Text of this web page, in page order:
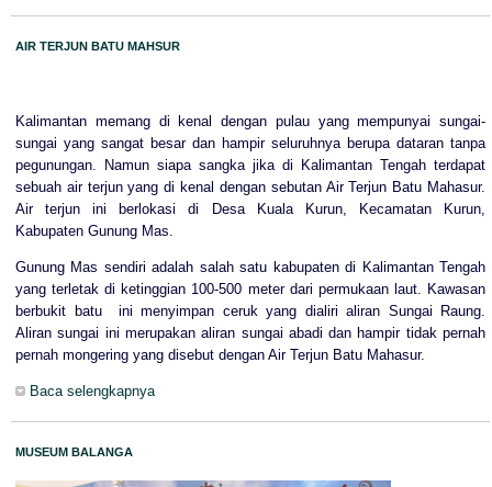
AIR TERJUN BATU MAHSUR
Kalimantan memang di kenal dengan pulau yang mempunyai sungai-
sungai yang sangat besar dan hampir seluruhnya berupa dataran tanpa
pegunungan. Namun siapa sangka jika di Kalimantan Tengah terdapat
sebuah air terjun yang di kenal dengan sebutan Air Terjun Batu Mahasur.
Air terjun ini berlokasi di Desa Kuala Kurun, Kecamatan Kurun,
Kabupaten Gunung Mas.
Gunung Mas sendiri adalah salah satu kabupaten di Kalimantan Tengah
yang terletak di ketinggian 100-500 meter dari permukaan laut. Kawasan
berbukit batu ini menyimpan ceruk yang dialiri aliran Sungai Raung.
Aliran sungai ini merupakan aliran sungai abadi dan hampir tidak pernah
pernah mongering yang disebut dengan Air Terjun Batu Mahasur.
Baca selengkapnya
MUSEUM BALANGA